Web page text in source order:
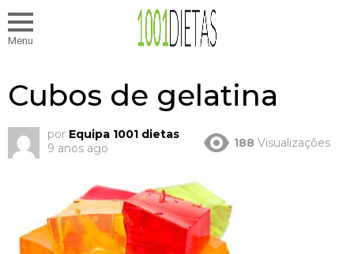
Menu
Cubos de gelatina
por Equipa 1001 dietas
9 anos ago
188 Visualizações